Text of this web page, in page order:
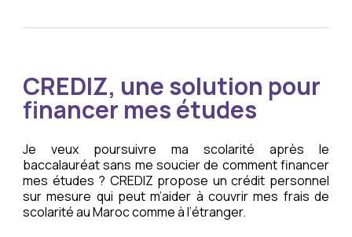
CREDIZ, une solution pour
financer mes études
Je veux poursuivre ma scolarité après le
baccalauréat sans me soucier de comment financer
mes études ? CREDIZ propose un crédit personnel
sur mesure qui peut m’aider à couvrir mes frais de
scolarité au Maroc comme à l’étranger.